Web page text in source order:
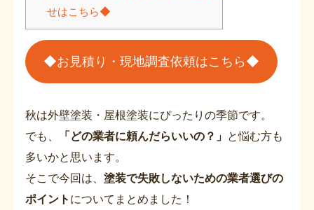
せはこちら◆
◆お見積り・現地調査依頼はこちら◆
秋は外壁塗装・屋根塗装にぴったりの季節です。
でも、
「どの業者に頼んだらいいの？」 と悩む方も
多いかと思います。
そこで今回は、 塗装で失敗しないための業者選びの
ポイント についてまとめました！